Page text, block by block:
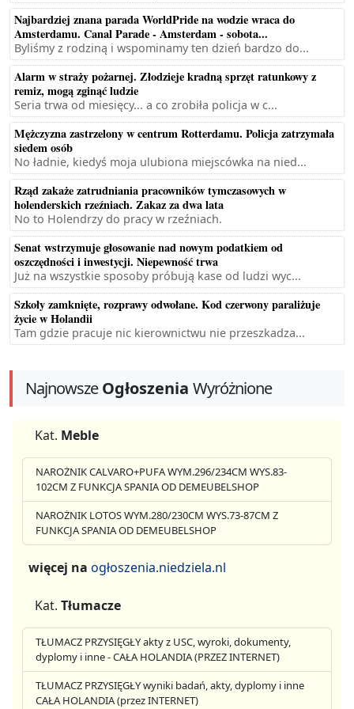
Najbardziej znana parada WorldPride na wodzie wraca do
Amsterdamu. Canal Parade - Amsterdam - sobota...
Byliśmy z rodziną i wspominamy ten dzień bardzo do...
Alarm w straży pożarnej. Złodzieje kradną sprzęt ratunkowy z
remiz, mogą zginąć ludzie
Seria trwa od miesięcy... a co zrobiła policja w c...
Mężczyzna zastrzelony w centrum Rotterdamu. Policja zatrzymała
siedem osób
No ładnie, kiedyś moja ulubiona miejscówka na nied...
Rząd zakaże zatrudniania pracowników tymczasowych w
holenderskich rzeźniach. Zakaz za dwa lata
No to Holendrzy do pracy w rzeźniach.
Senat wstrzymuje głosowanie nad nowym podatkiem od
oszczędności i inwestycji. Niepewność trwa
Już na wszystkie sposoby próbują kase od ludzi wyc...
Szkoły zamknięte, rozprawy odwołane. Kod czerwony paraliżuje
życie w Holandii
Tam gdzie pracuje nic kierownictwu nie przeszkadza...
NajnowszeOgłoszenia Wyróżnione
Kat. Meble
NAROŻNIK CALVARO+PUFA WYM.296/234CM WYS.83-
102CM Z FUNKCJA SPANIA OD DEMEUBELSHOP
NAROŻNIK LOTOS WYM.280/230CM WYS.73-87CM Z
FUNKCJA SPANIA OD DEMEUBELSHOP
więcej na ogłoszenia.niedziela.nl
Kat. Tłumacze
TŁUMACZ PRZYSIĘGŁY akty z USC, wyroki, dokumenty,
dyplomy i inne - CAŁA HOLANDIA (PRZEZ INTERNET)
TŁUMACZ PRZYSIĘGŁY wyniki badań, akty, dyplomy i inne
CAŁA HOLANDIA (przez INTERNET)